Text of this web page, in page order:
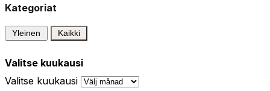
Kategoriat
Yleinen Kaikki
Valitse kuukausi
Valitse kuukausi